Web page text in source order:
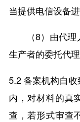
当提供电信设备
（8）由代
生产者的委托代理
5.2 备案机构自
内，对材料的真
查，若形式审查